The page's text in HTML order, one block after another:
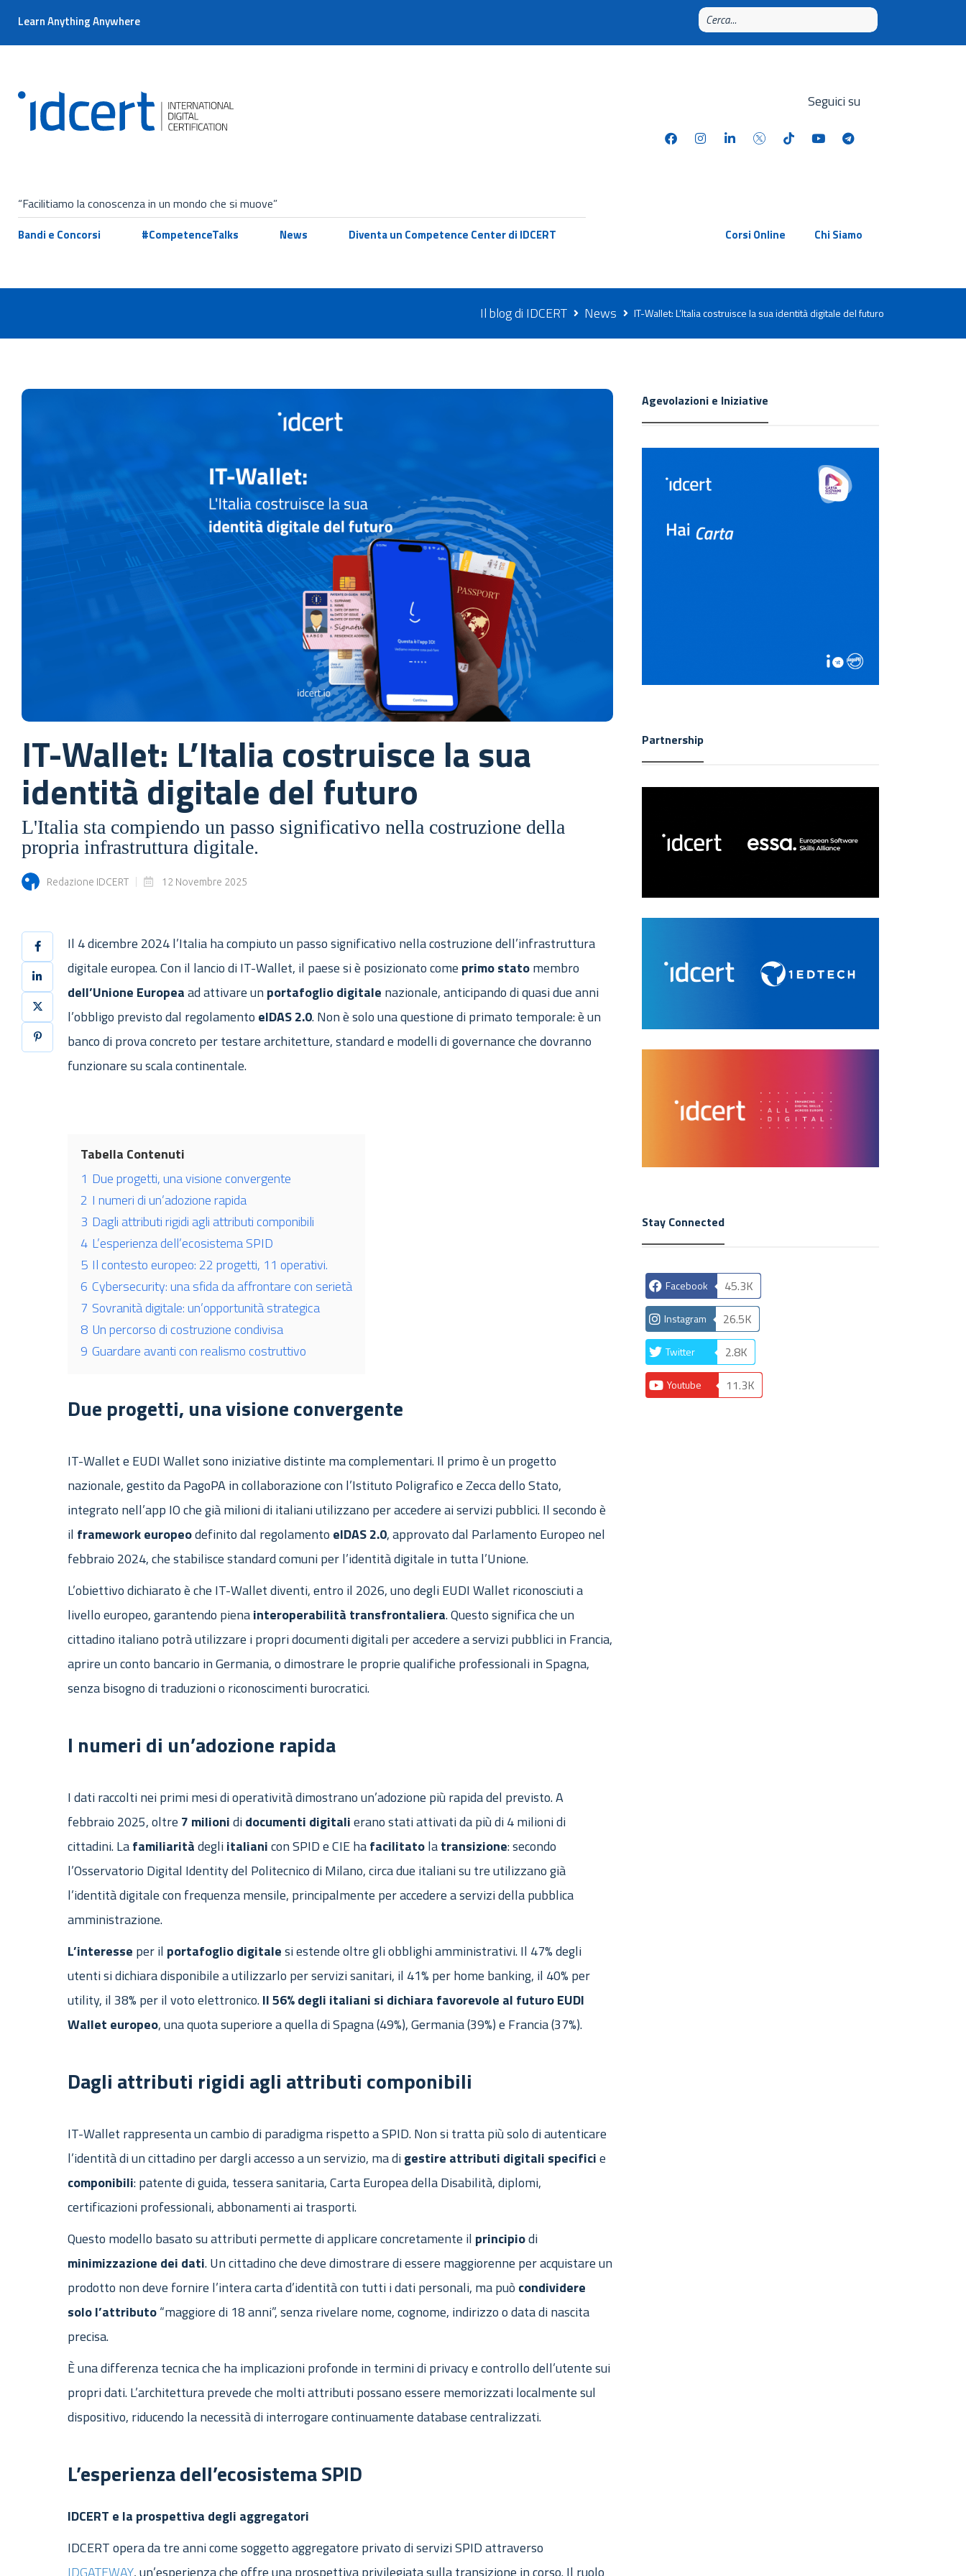
Learn Anything Anywhere
Seguici su
“Facilitiamo la conoscenza in un mondo che si muove”
Bandi e Concorsi #CompetenceTalks News Diventa un Competence Center di IDCERT Corsi Online Chi Siamo
Il blog di IDCERT News IT-Wallet: L’Italia costruisce la sua identità digitale del futuro
IT-Wallet: L’Italia costruisce la sua
identità digitale del futuro
L'Italia sta compiendo un passo significativo nella costruzione della
propria infrastruttura digitale.
Redazione IDCERT 12 Novembre 2025
Il 4 dicembre 2024 l’Italia ha compiuto un passo significativo nella costruzione dell’infrastruttura
digitale europea. Con il lancio di IT-Wallet, il paese si è posizionato come primostatomembro
dell’Unione Europeaad attivare un portafogliodigitale nazionale, anticipando di quasi due anni
l’obbligo previsto dal regolamento eIDAS2.0. Non è solo una questione di primato temporale: è un
banco di prova concreto per testare architetture, standard e modelli di governance che dovranno
funzionare su scala continentale.
Tabella Contenuti
1 Due progetti, una visione convergente
2 I numeri di un’adozione rapida
3 Dagli attributi rigidi agli attributi componibili
4 L’esperienza dell’ecosistema SPID
5 Il contesto europeo: 22 progetti, 11 operativi.
6 Cybersecurity: una sfida da affrontare con serietà
7 Sovranità digitale: un’opportunità strategica
8 Un percorso di costruzione condivisa
9 Guardare avanti con realismo costruttivo
Due progetti, una visione convergente
IT-Wallet e EUDI Wallet sono iniziative distinte ma complementari. Il primo è un progetto
nazionale, gestito da PagoPA in collaborazione con l’Istituto Poligrafico e Zecca dello Stato,
integrato nell’app IO che già milioni di italiani utilizzano per accedere ai servizi pubblici. Il secondo è
il frameworkeuropeodefinito dal regolamento eIDAS2.0, approvato dal Parlamento Europeo nel
febbraio 2024, che stabilisce standard comuni per l’identità digitale in tutta l’Unione.
L’obiettivo dichiarato è che IT-Wallet diventi, entro il 2026, uno degli EUDI Wallet riconosciuti a
livello europeo, garantendo pienainteroperabilità transfrontaliera. Questo significa che un
cittadino italiano potrà utilizzare i propri documenti digitali per accedere a servizi pubblici in Francia,
aprire un conto bancario in Germania, o dimostrare le proprie qualifiche professionali in Spagna,
senza bisogno di traduzioni o riconoscimenti burocratici.
I numeri di un’adozione rapida
I dati raccolti nei primi mesi di operatività dimostrano un’adozione più rapida del previsto. A
febbraio 2025, oltre 7 milionididocumenti digitalierano stati attivati da più di 4 milioni di
cittadini. Lafamiliaritàdegliitalianicon SPID e CIE hafacilitatolatransizione: secondo
l’Osservatorio Digital Identity del Politecnico di Milano, circa due italiani su tre utilizzano già
l’identità digitale con frequenza mensile, principalmente per accedere a servizi della pubblica
amministrazione.
L’interesse per il portafogliodigitalesi estende oltre gli obblighi amministrativi. Il 47% degli
utenti si dichiara disponibile a utilizzarlo per servizi sanitari, il 41% per home banking, il 40% per
utility, il 38% per il voto elettronico.Il 56% degli italiani si dichiara favorevole al futuro EUDI
Wallet europeo, una quota superiore a quella di Spagna (49%), Germania (39%) e Francia (37%).
Dagli attributi rigidi agli attributi componibili
IT-Wallet rappresenta un cambio di paradigma rispetto a SPID. Non si tratta più solo di autenticare
l’identità di un cittadino per dargli accesso a un servizio, ma digestire attributi digitali specificie
componibili: patente di guida, tessera sanitaria, Carta Europea della Disabilità, diplomi,
certificazioni professionali, abbonamenti ai trasporti.
Questo modello basato su attributi permette di applicare concretamente il principiodi
minimizzazione dei dati. Un cittadino che deve dimostrare di essere maggiorenne per acquistare un
prodotto non deve fornire l’intera carta d’identità con tutti i dati personali, ma può condividere
solol’attributo“maggiore di 18 anni”, senza rivelare nome, cognome, indirizzo o data di nascita
precisa.
È una differenza tecnica che ha implicazioni profonde in termini di privacy e controllo dell’utente sui
propri dati. L’architettura prevede che molti attributi possano essere memorizzati localmente sul
dispositivo, riducendo la necessità di interrogare continuamente database centralizzati.
L’esperienza dell’ecosistema SPID
IDCERT e la prospettiva degli aggregatori
IDCERT opera da tre anni come soggetto aggregatore privato di servizi SPID attraverso
Agevolazioni e Iniziative
Partnership
Stay Connected
Facebook 45.3K
Instagram 26.5K
Twitter 2.8K
Youtube 11.3K